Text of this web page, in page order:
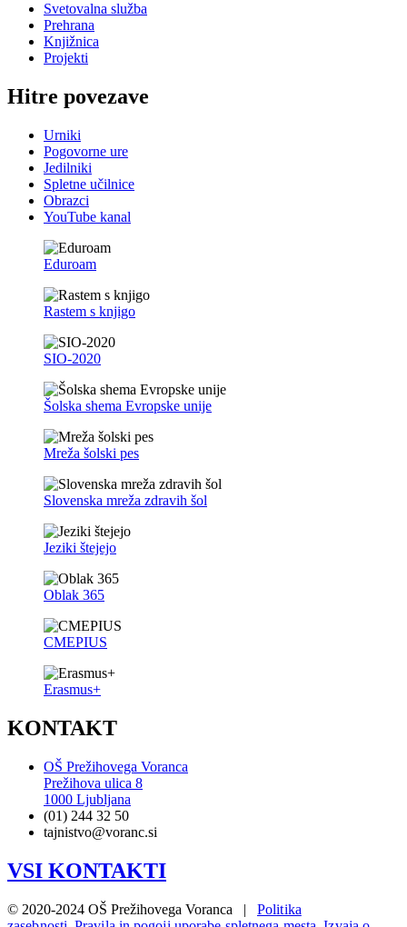
Svetovalna služba
Prehrana
Knjižnica
Projekti
Hitre povezave
Urniki
Pogovorne ure
Jedilniki
Spletne učilnice
Obrazci
YouTube kanal
Eduroam
Rastem s knjigo
SIO-2020
Šolska shema Evropske unije
Mreža šolski pes
Slovenska mreža zdravih šol
Jeziki štejejo
Oblak 365
CMEPIUS
Erasmus+
KONTAKT
OŠ Prežihovega Voranca
Prežihova ulica 8
1000 Ljubljana
(01) 244 32 50
tajnistvo@voranc.si
VSI KONTAKTI
© 2020-2024 OŠ Prežihovega Voranca | Politika